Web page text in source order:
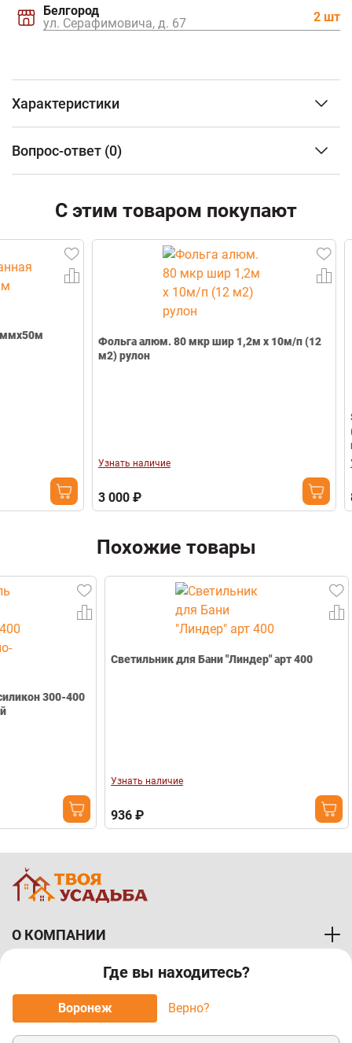
Где вы находитесь?
Воронеж Верно?
Белгород
ул. Серафимовича, д. 67
2 шт
Характеристики
Материал изготовления
Липа
Вопрос-ответ (0)
Email
С этим товаром покупают
Фольга алюм. 80 мкр шир 1,2м х 10м/п (12
Узнать наличие
3 000 ₽
Узнать наличие
872 ₽
Похожие товары
Светильник для Бани "Линдер" арт 400 Масло БАНЯ
1 408 ₽
О КОМПАНИИ
ПОКУПАТЕЛЯМ
МЫ ПРИНИМАЕМ К ОПЛАТЕ: